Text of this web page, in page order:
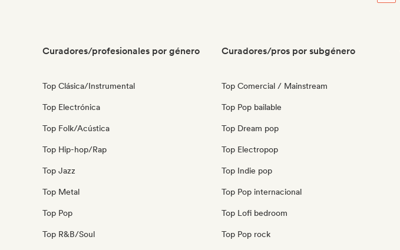
Curadores/profesionales por género
Top Clásica/Instrumental
Top Electrónica
Top Folk/Acústica
Top Hip-hop/Rap
Top Jazz
Top Metal
Top Pop
Top R&B/Soul
Curadores/pros por subgénero
Top Comercial / Mainstream
Top Pop bailable
Top Dream pop
Top Electropop
Top Indie pop
Top Pop internacional
Top Lofi bedroom
Top Pop rock